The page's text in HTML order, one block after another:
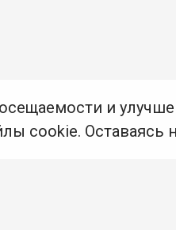
и
cookie. Оставаясь